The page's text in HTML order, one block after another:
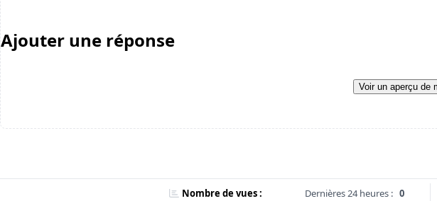
Ajouter une réponse
Voir un aperçu de
Nombre de vues : Dernières 24 heures : 0